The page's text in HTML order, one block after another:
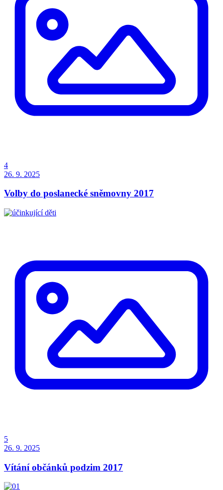
4
26. 9. 2025
Volby do poslanecké sněmovny 2017
5
26. 9. 2025
Vítání občánků podzim 2017